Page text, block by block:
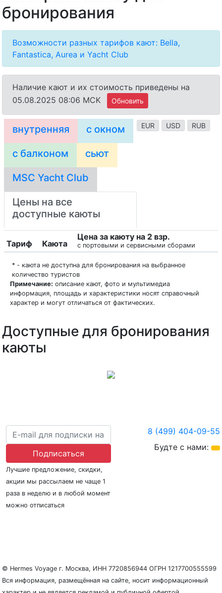
бронирования
Возможности разных тарифов кают: Bella,
Fantastica, Aurea и Yacht Club
Наличие кают и их стоимость приведены на
05.08.2025 08:06 MCK
Обновить
EUR USD RUB
внутренняя с окном
с балконом сьют
MSC Yacht Club
Цены на все
доступные каюты
Тариф Каюта
Цена за каюту на 2 взр.
с портовыми и сервисными сборами
* - каюта не доступна для бронирования на выбранное
количество туристов
Примечание: описание кают, фото и мультимедиа
информация, площадь и характеристики носят справочный
характер и могут отличаться от фактических.
Доступные для бронирования
каюты
© Hermes Voyage г. Москва, ИНН 7720856944 ОГРН 1217700555599
Вся информация, размещённая на сайте, носит информационный
Подписаться
Лучшие предложение, скидки,
акции мы рассылаем не чаще 1
раза в неделю и в любой момент
можно отписаться
8 (499) 404-09-55
Будте с нами: